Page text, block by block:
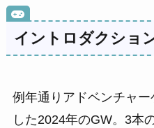
イントロダクショ
例年通りアドベンチャ
した2024年のGW。3本